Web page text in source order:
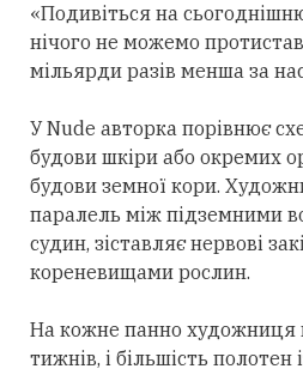
«Подивіться на
нічого не можемо
мільярди разів менша за
У Nude авторка порівнює
будови шкіри або окремих
будови земної кори.
паралель між підземними
судин, зіставляє нервові
кореневищами рослин.
На кожне панно художниця
тижнів, і більшість полотен